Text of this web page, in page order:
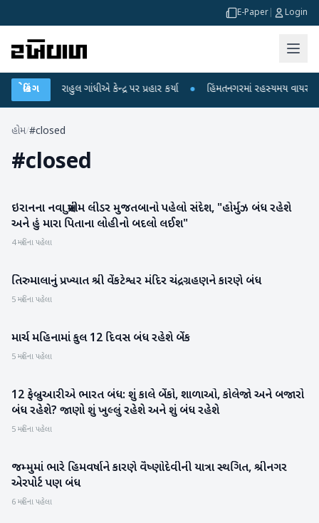
E-Paper Login
બ્રેકિંગ
પર રાહુલ ગાંધીએ કેન્દ્ર પર પ્રહાર કર્યા ● હિંમતનગરમાં રહસ્યમય વાયરસ કે
હોમ/#closed
#closed
આંતરરાષ્ટ્રીય
ઇરાનના નવા સુપ્રીમ લીડર મુજતબાનો પહેલો સંદેશ, "હોર્મુઝ બંધ રહેશે
અને હું મારા પિતાના લોહીનો બદલો લઈશ"
4 મહિના પહેલા
રાષ્ટ્રીય
તિરુમાલાનું પ્રખ્યાત શ્રી વેંકટેશ્વર મંદિર ચંદ્રગ્રહણને કારણે બંધ
5 મહિના પહેલા
રાષ્ટ્રીય
માર્ચ મહિનામાં કુલ 12 દિવસ બંધ રહેશે બેંક
5 મહિના પહેલા
રાષ્ટ્રીય
12 ફેબ્રુઆરીએ ભારત બંધ: શું કાલે બેંકો, શાળાઓ, કોલેજો અને બજારો
બંધ રહેશે? જાણો શું ખુલ્લું રહેશે અને શું બંધ રહેશે
5 મહિના પહેલા
રાષ્ટ્રીય
જમ્મુમાં ભારે હિમવર્ષાને કારણે વૈષ્ણોદેવીની યાત્રા સ્થગિત, શ્રીનગર
એરપોર્ટ પણ બંધ
6 મહિના પહેલા